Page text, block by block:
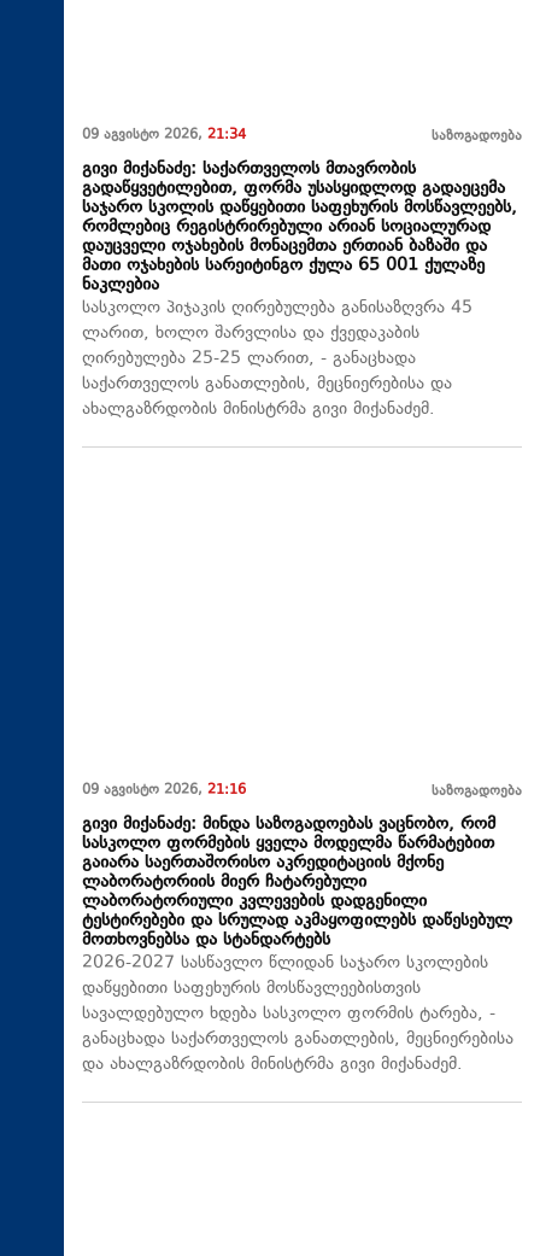
09 აგვისტო 2026, 21:34 საზოგადოება
გივი მიქანაძე: საქართველოს მთავრობის
გადაწყვეტილებით, ფორმა უსასყიდლოდ გადაეცემა
საჯარო სკოლის დაწყებითი საფეხურის მოსწავლეებს,
რომლებიც რეგისტრირებული არიან სოციალურად
დაუცველი ოჯახების მონაცემთა ერთიან ბაზაში და
მათი ოჯახების სარეიტინგო ქულა 65 001 ქულაზე
ნაკლებია
სასკოლო პიჯაკის ღირებულება განისაზღვრა 45
ლარით, ხოლო შარვლისა და ქვედაკაბის
ღირებულება 25-25 ლარით, - განაცხადა
საქართველოს განათლების, მეცნიერებისა და
ახალგაზრდობის მინისტრმა გივი მიქანაძემ.
09 აგვისტო 2026, 21:16 საზოგადოება
გივი მიქანაძე: მინდა საზოგადოებას ვაცნობო, რომ
სასკოლო ფორმების ყველა მოდელმა წარმატებით
გაიარა საერთაშორისო აკრედიტაციის მქონე
ლაბორატორიის მიერ ჩატარებული
ლაბორატორიული კვლევების დადგენილი
ტესტირებები და სრულად აკმაყოფილებს დაწესებულ
მოთხოვნებსა და სტანდარტებს
2026-2027 სასწავლო წლიდან საჯარო სკოლების
დაწყებითი საფეხურის მოსწავლეებისთვის
სავალდებულო ხდება სასკოლო ფორმის ტარება, -
განაცხადა საქართველოს განათლების, მეცნიერებისა
და ახალგაზრდობის მინისტრმა გივი მიქანაძემ.